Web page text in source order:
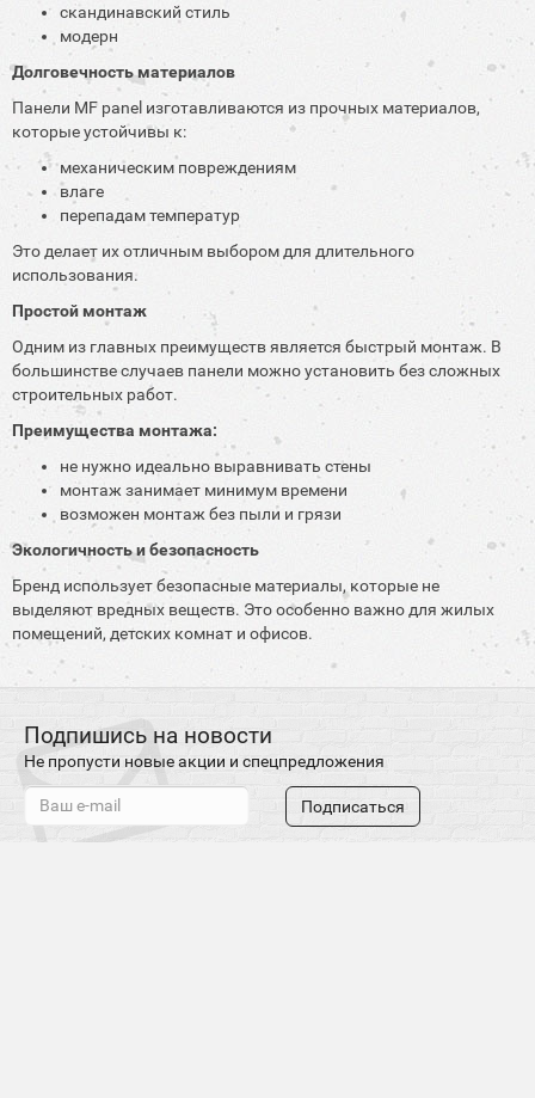
скандинавский стиль
модерн
Долговечность материалов
Панели MF panel изготавливаются из прочных материалов,
которые устойчивы к:
механическим повреждениям
влаге
перепадам температур
Это делает их отличным выбором для длительного
использования.
Простой монтаж
Одним из главных преимуществ является быстрый монтаж. В
большинстве случаев панели можно установить без сложных
строительных работ.
Преимущества монтажа:
не нужно идеально выравнивать стены
монтаж занимает минимум времени
возможен монтаж без пыли и грязи
Экологичность и безопасность
Бренд использует безопасные материалы, которые не
выделяют вредных веществ. Это особенно важно для жилых
помещений, детских комнат и офисов.
Подпишись на новости
Не пропусти новые акции и спецпредложения
Подписаться